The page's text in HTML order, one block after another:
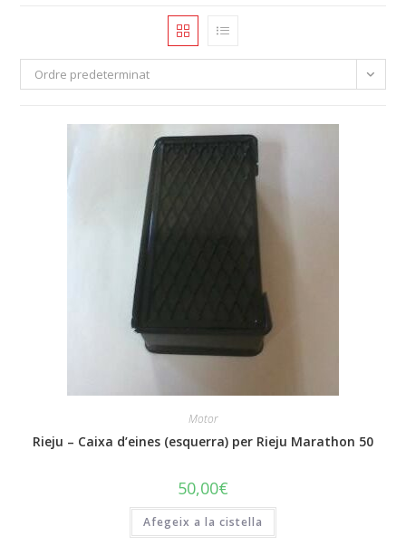
Ordre predeterminat
Motor
Rieju – Caixa d’eines (esquerra) per Rieju Marathon 50
50,00€
Afegeix a la cistella